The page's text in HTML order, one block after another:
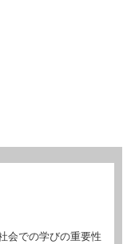
会での学びの重要性